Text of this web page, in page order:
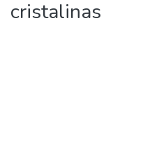
cristalinas